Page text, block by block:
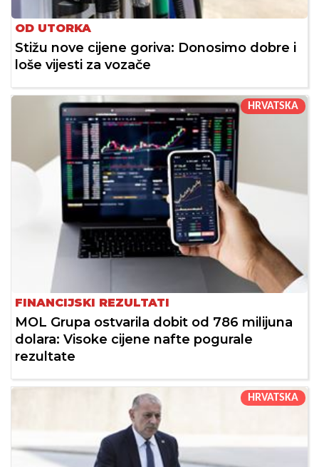
OD UTORKA
Stižu nove cijene goriva: Donosimo dobre i
loše vijesti za vozače
HRVATSKA
FINANCIJSKI REZULTATI
MOL Grupa ostvarila dobit od 786 milijuna
dolara: Visoke cijene nafte pogurale
rezultate
HRVATSKA